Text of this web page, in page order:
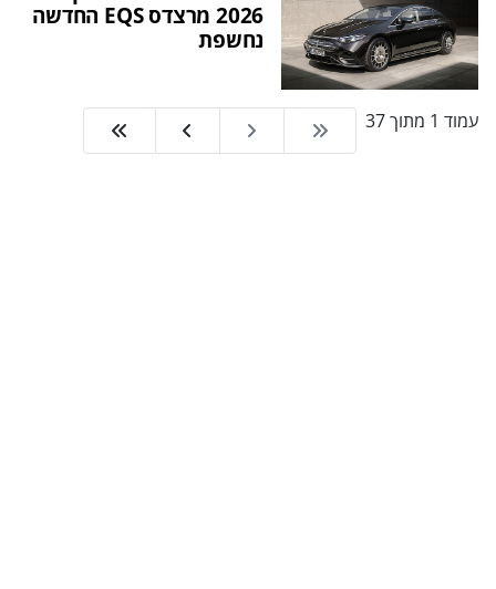
2026 מרצדס EQS החדשה
נחשפת
עמוד 1 מתוך 37